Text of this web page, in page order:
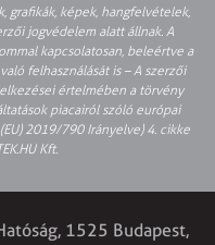
grafikák, képek, hangfelvételek,
jogvédelem alatt állnak. A
kapcsolatosan, beleértve a
felhasználását is – A szerzői
értelmében a törvény
piacairól szóló európai
2019/790 Irányelve) 4. cikke
Kft.
1525 Budapest,